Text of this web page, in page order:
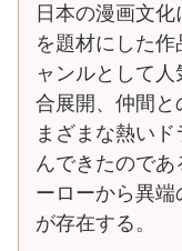
日本の漫画文
を題材にした
ャンルとして
合展開、仲間
まざまな熱い
んできたので
ーローから異
が存在する。